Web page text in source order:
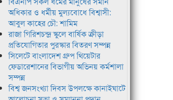
অধিকার ও ধর্মীয় মুল্যবোধে বিশ্বাসী:
আবুল কাহের চৌ: শামিম
রাজা গিরিশচন্দ্র স্কুলে বার্ষিক ক্রীড়া
প্রতিযোগিতার পুরস্কার বিতরণ সম্পন্ন
সিলেটে বাংলাদেশ গ্রুপ থিয়েটার
ফেডারেশানের বিভাগীয় অভিনয় কর্মশালা
সম্পন্ন
বিশ্ব জনসংখ্যা দিবস উপলক্ষে কানাইঘাটে